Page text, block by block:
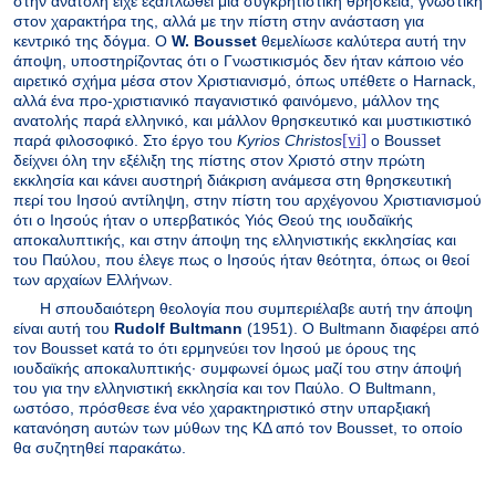
στον χαρακτήρα της, αλλά με την πίστη στην ανάσταση για
κεντρικό της δόγμα. Ο W. Bousset θεμελίωσε καλύτερα αυτή την
άποψη, υποστηρίζοντας ότι ο Γνωστικισμός δεν ήταν κάποιο νέο
αιρετικό σχήμα μέσα στον Χριστιανισμό, όπως υπέθετε ο Harnack,
αλλά ένα προ-χριστιανικό παγανιστικό φαινόμενο, μάλλον της
ανατολής παρά ελληνικό, και μάλλον θρησκευτικό και μυστικιστικό
παρά φιλοσοφικό. Στο έργο του Kyrios Christos[vi] ο Bousset
δείχνει όλη την εξέλιξη της πίστης στον Χριστό στην πρώτη
εκκλησία και κάνει αυστηρή διάκριση ανάμεσα στη θρησκευτική
περί του Ιησού αντίληψη, στην πίστη του αρχέγονου Χριστιανισμού
ότι ο Ιησούς ήταν ο υπερβατικός Υιός Θεού της ιουδαϊκής
αποκαλυπτικής, και στην άποψη της ελληνιστικής εκκλησίας και
του Παύλου, που έλεγε πως ο Ιησούς ήταν θεότητα, όπως οι θεοί
των αρχαίων Ελλήνων.
Η σπουδαιότερη θεολογία που συμπεριέλαβε αυτή την άποψη
είναι αυτή του Rudolf Bultmann (1951). Ο Bultmann διαφέρει από
τον Bousset κατά το ότι ερμηνεύει τον Ιησού με όρους της
ιουδαϊκής αποκαλυπτικής· συμφωνεί όμως μαζί του στην άποψή
του για την ελληνιστική εκκλησία και τον Παύλο. Ο Bultmann
ωστόσο, πρόσθεσε ένα νέο χαρακτηριστικό στην υπαρξιακή
κατανόηση αυτών των μύθων της ΚΔ από τον Bousset , το οποίο
θα συζητηθεί παρακάτω.